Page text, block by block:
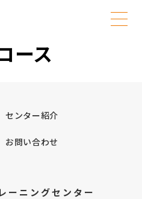
ース
センター紹介
お問い合わせ
ーニングセンター